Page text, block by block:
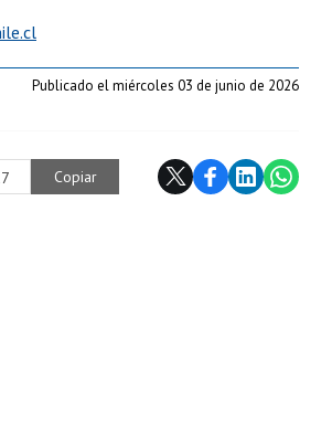
Publicado el miércoles 03 de junio de 2026
Copiar